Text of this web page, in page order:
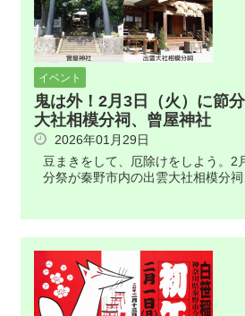
イベント
鬼は外！2月3日（火）に節
大社相模分祠、曾屋神社
2026年01月29日
豆まきをして、厄除けをしよう。2
分祭が秦野市内の出雲大社相模分